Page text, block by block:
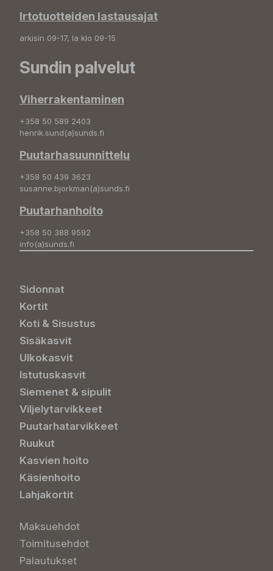
Irtotuotteiden lastausajat
arkisin 09-17, la klo 09-15
Sundin palvelut
Viherrakentaminen
+358 50 589 2403
henrik.sund(a)sunds.fi
Puutarhasuunnittelu
+358 50 439 3623
susanne.bjorkman(a)sunds.fi
Puutarhanhoito
+358 50 388 9592
info(a)sunds.fi
Sidonnat
Kortit
Koti & Sisustus
Sisäkasvit
Ulkokasvit
Istutuskasvit
Siemenet & sipulit
Viljelytarvikkeet
Puutarhatarvikkeet
Ruukut
Kasvien hoito
Käsienhoito
Lahjakortit
Maksuehdot
Toimitusehdot
Palautukset